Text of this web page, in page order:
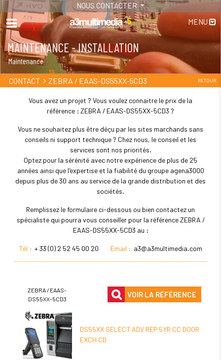
NOUS CONTACTER
MENU
MAINTENANCE - INSTALLATION
Maintenance
CONTACT ZEBRA / EAAS-DS55XX-5CD3 RETOUR
Vous avez un projet ? Vous voulez connaitre le prix de la
référence : ZEBRA / EAAS-DS55XX-5CD3 ?
Vous ne souhaitez plus être déçu par les sites marchands sans
conseils ni support technique ? Chez nous, le conseil et les
services sont nos priorités.
Optez pour la sérénité avec notre expérience de plus de 25
années ainsi que l'expertise et la fiabilité du groupe agena3000
depuis plus de 30 ans au service de la grande distribution et des
sociétés.
Remplissez le formulaire ci-dessous ou bien contactez un
spécialiste qui pourra vous conseiller pour la référence ZEBRA /
EAAS-DS55XX-5CD3 au :
Tél : + 33 (0) 2 52 45 00 20 Email : a3@a3multimedia.com
ZEBRA / EAAS-
DS55XX-5CD3
VOIR LA RÉFÉRENCE
DS55XX SELECT ADV REP 5YR CC DOOR
EXCH CD